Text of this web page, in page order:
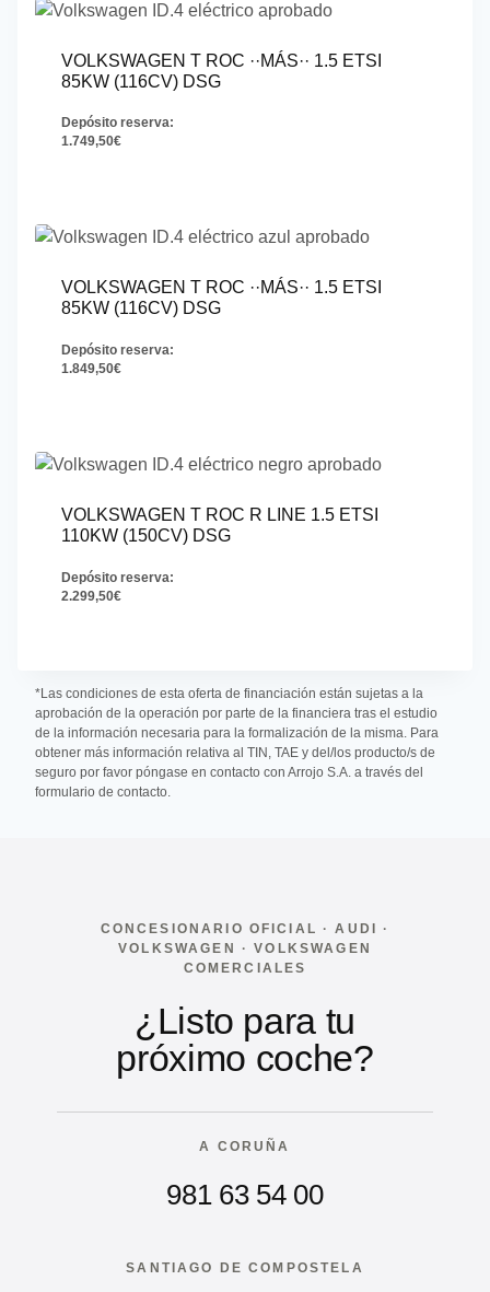
VOLKSWAGEN T ROC ··MÁS·· 1.5 ETSI
85KW (116CV) DSG
Depósito reserva:
1.749,50€
VOLKSWAGEN T ROC ··MÁS·· 1.5 ETSI
85KW (116CV) DSG
Depósito reserva:
1.849,50€
VOLKSWAGEN T ROC R LINE 1.5 ETSI
110KW (150CV) DSG
Depósito reserva:
2.299,50€
*Las condiciones de esta oferta de financiación están sujetas a la
aprobación de la operación por parte de la financiera tras el estudio
de la información necesaria para la formalización de la misma. Para
obtener más información relativa al TIN, TAE y del/los producto/s de
seguro por favor póngase en contacto con Arrojo S.A. a través del
formulario de contacto.
CONCESIONARIO OFICIAL · AUDI ·
VOLKSWAGEN · VOLKSWAGEN
COMERCIALES
¿Listo para tu
próximo coche?
A CORUÑA
981 63 54 00
SANTIAGO DE COMPOSTELA